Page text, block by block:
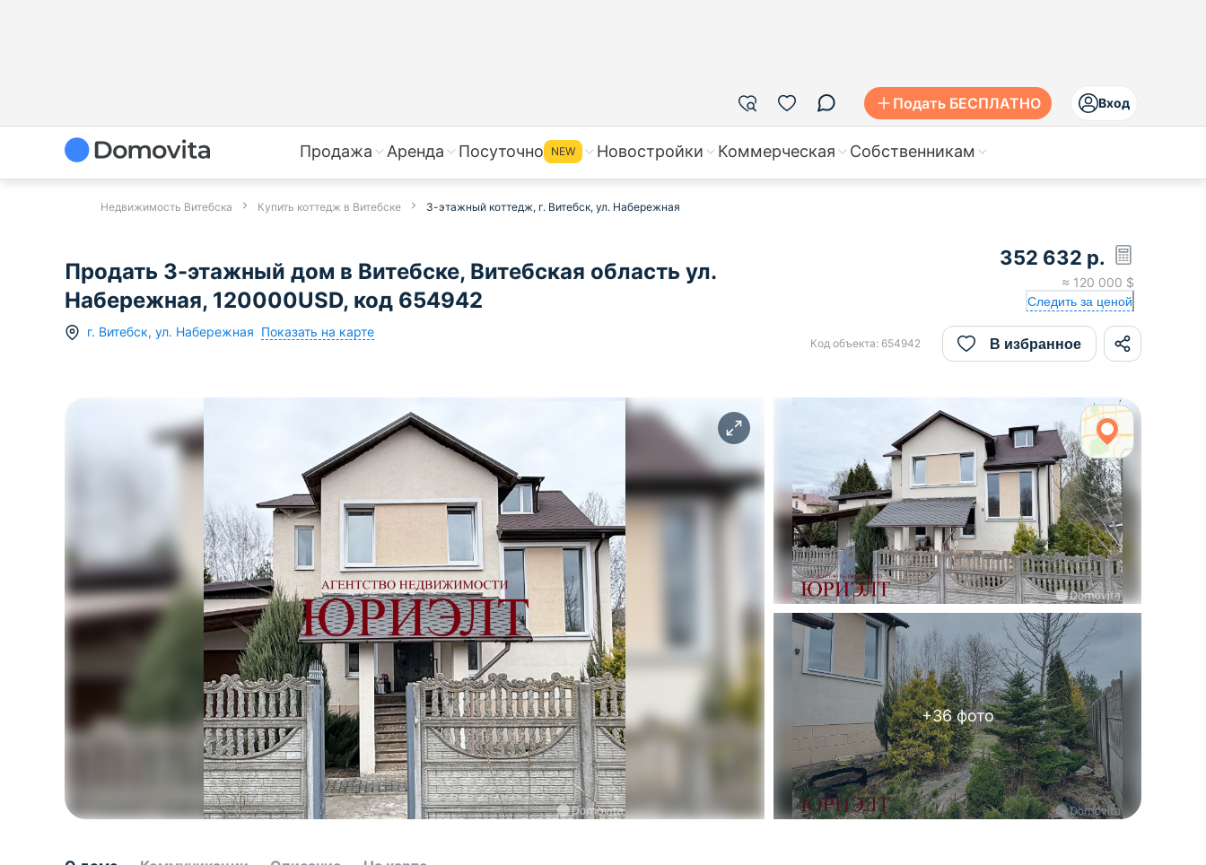
Подать БЕСПЛАТНО Вход
Продажа Аренда Посуточно NEW Новостройки Коммерческая Собственникам
Недвижимость Витебска Купить коттедж в Витебске 3-этажный коттедж, г. Витебск, ул. Набережная
Продать 3-этажный дом в Витебске, Витебская область ул.
Набережная, 120000USD, код 654942
г. Витебск, ул. Набережная Показать на карте
352 632 р.
≈ 120 000 $
Следить за ценой
Код объекта: 654942 В избранное
+36фото